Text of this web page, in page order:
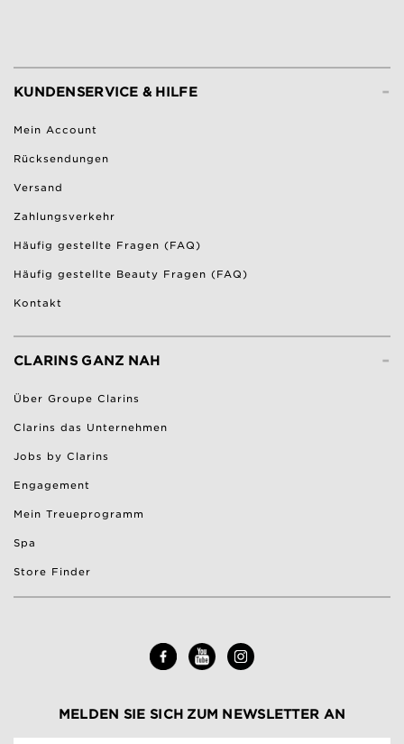
-
KUNDENSERVICE & HILFE
Mein Account
Rücksendungen
Versand
Zahlungsverkehr
Häufig gestellte Fragen (FAQ)
Häufig gestellte Beauty Fragen (FAQ)
Kontakt
-
CLARINS GANZ NAH
Über Groupe Clarins
Clarins das Unternehmen
Jobs by Clarins
Engagement
Mein Treueprogramm
Spa
Store Finder
MELDEN SIE SICH ZUM NEWSLETTER AN